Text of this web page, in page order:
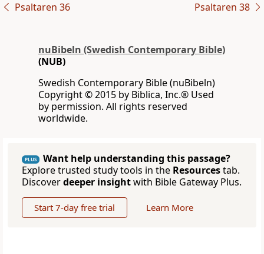
Psaltaren 36 Psaltaren 38
nuBibeln (Swedish Contemporary Bible)
(NUB)
Swedish Contemporary Bible (nuBibeln)
Copyright © 2015 by Biblica, Inc.® Used
by permission. All rights reserved
worldwide.
PLUS
Want help understanding this passage?
Explore trusted study tools in the Resourcestab.
Discoverdeeper insightwith Bible Gateway Plus.
Start 7-day free trial Learn More